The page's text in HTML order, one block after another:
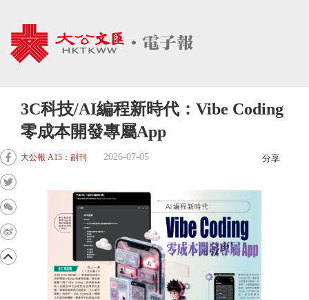
3C科技/AI編程新時代：Vibe Coding
零成本開發專屬App
大公報 A15：副刊 2026-07-05 分享